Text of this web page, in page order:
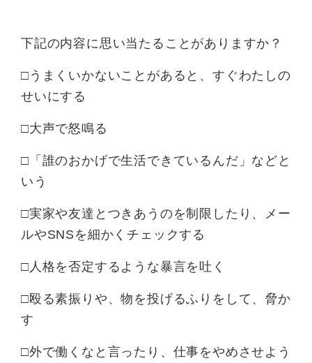
下記の内容に思い当たることがありますか？
□うまくいかないことがあると、すぐわたしの
せいにする
□大声で怒鳴る
□「誰のおかげで生活できているんだ」などと
いう
□実家や友達とつきあうのを制限したり、メー
ルやSNSを細かくチェックする
□人格を否定するような暴言を吐く
□殴る素振りや、物を投げるふりをして、脅か
す
□外で働くなと言ったり、仕事をやめさせよう